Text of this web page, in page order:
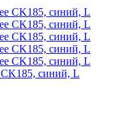
синий, L